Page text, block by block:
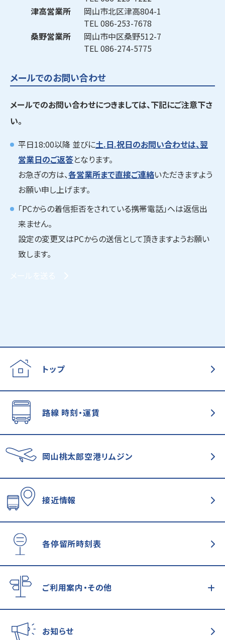
津高営業所
岡山市北区津高804-1
TEL086-253-7678
桑野営業所
岡山市中区桑野512-7
TEL086-274-5775
メールでのお問い合わせ
メールでのお問い合わせにつきましては、下記にご注意下さ
い。
平日18:00以降 並びに土.日.祝日のお問い合わせは、翌
営業日のご返答となります。
お急ぎの方は、各営業所まで直接ご連絡いただきますよう
お願い申し上げます。
「PCからの着信拒否をされている携帯電話」へは返信出
来ません。
設定の変更叉はPCからの送信として頂きますようお願い
致します。
トップ
路線 時刻・運賃
岡山桃太郎空港リムジン
接近情報
各停留所時刻表
ご利用案内・その他
お知らせ